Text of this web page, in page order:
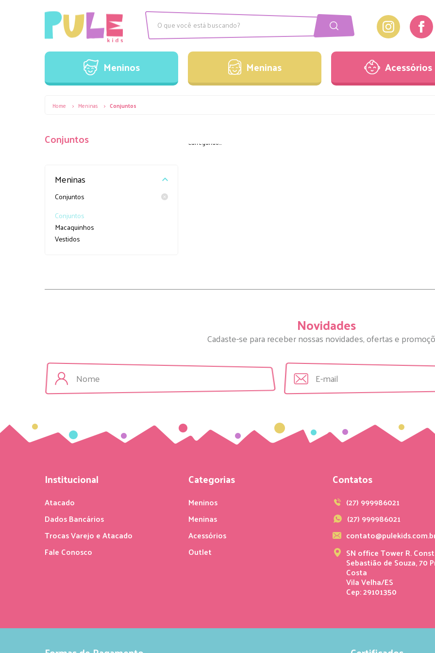
Meninos
Camisas
Conjuntos
Meninas
Conjuntos
Macaquinhos
Acessórios
Laços
Pulseiras
Meninos
Camisas
Meninas
Vestidos
Acessórios
Home > Meninas > Conjuntos
Meninas
Conjuntos
Conjuntos
Macaquinhos
Vestidos
Conjuntos Carregando...
Novidades
Cadaste-se para receber nossas novidades, ofertas e
Institucional
Atacado
Dados Bancários
Trocas Varejo e Atacado
Fale Conosco
Categorias
Meninos
Meninas
Acessórios
Outlet
Contatos
(27) 999986021
(27) 999986021
SN office Tower R.
Sebastião de Souza, 70
Costa
Vila Velha/ES
Cep: 29101350